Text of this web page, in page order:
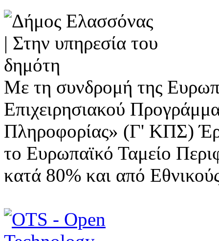
Με τη συνδρομή της
Επιχειρησιακού
Πληροφορίας» (Γ' ΚΠΣ)
το Ευρωπαϊκό Ταμείο
κατά 80% και από